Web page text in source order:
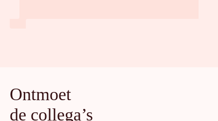
Ontmoet
de collega’s